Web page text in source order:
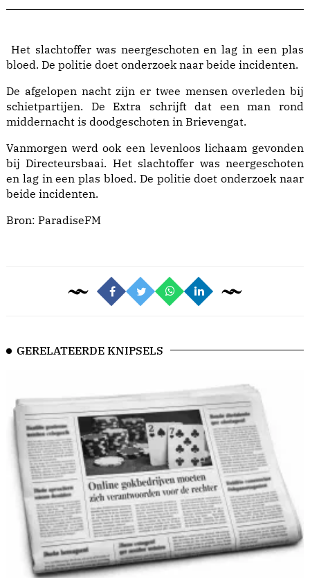
Het slachtoffer was neergeschoten en lag in een plas
bloed. De politie doet onderzoek naar beide incidenten.
De afgelopen nacht zijn er twee mensen overleden bij
schietpartijen. De Extra schrijft dat een man rond
middernacht is doodgeschoten in Brievengat.
Vanmorgen werd ook een levenloos lichaam gevonden
bij Directeursbaai. Het slachtoffer was neergeschoten
en lag in een plas bloed. De politie doet onderzoek naar
beide incidenten.
Bron: ParadiseFM
GERELATEERDE KNIPSELS